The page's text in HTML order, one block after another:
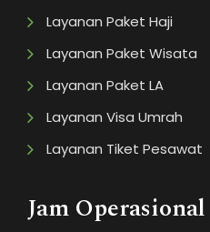
Layanan Paket Haji
Layanan Paket Wisata
Layanan Paket LA
Layanan Visa Umrah
Layanan Tiket Pesawat
Jam Operasional